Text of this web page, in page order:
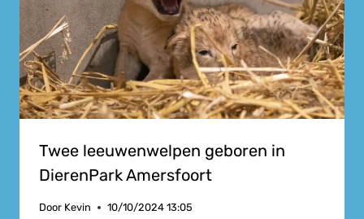
Twee leeuwenwelpen geboren in
DierenPark Amersfoort
Door Kevin 10/10/2024 13:05